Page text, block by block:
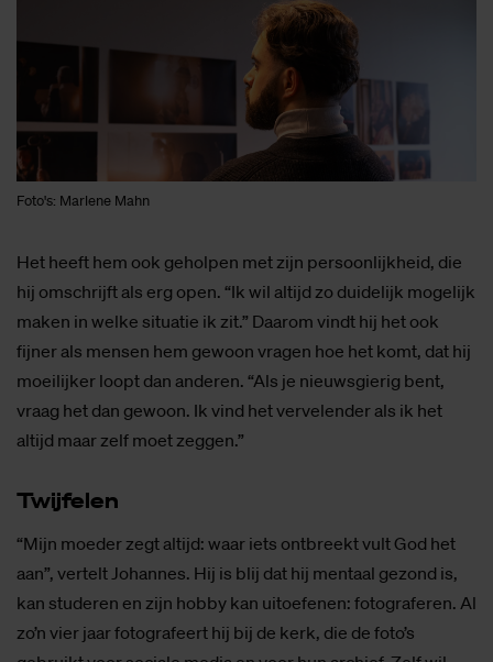
Foto's: Marlene Mahn
Het heeft hem ook geholpen met zijn persoonlijkheid, die
hij omschrijft als erg open. “Ik wil altijd zo duidelijk mogelijk
maken in welke situatie ik zit.” Daarom vindt hij het ook
fijner als mensen hem gewoon vragen hoe het komt, dat hij
moeilijker loopt dan anderen. “Als je nieuwsgierig bent,
vraag het dan gewoon. Ik vind het vervelender als ik het
altijd maar zelf moet zeggen.”
Twij­fe­len
“Mijn moeder zegt altijd: waar iets ontbreekt vult God het
aan”, vertelt Johannes. Hij is blij dat hij mentaal gezond is,
kan studeren en zijn hobby kan uitoefenen: fotograferen. Al
zo’n vier jaar fotografeert hij bij de kerk, die de foto’s